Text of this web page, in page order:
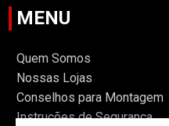
MENU
Quem Somos
Nossas Lojas
Conselhos para Montagem
Instruções de Segurança